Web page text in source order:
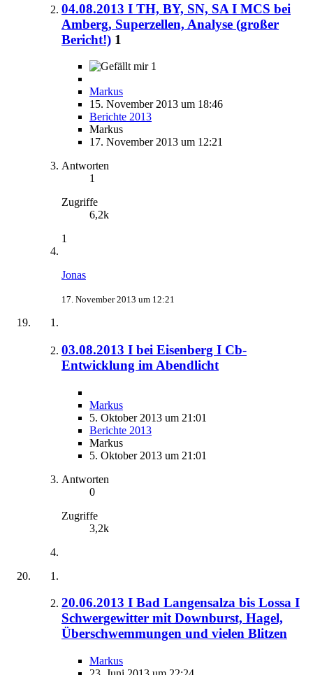
04.08.2013 I TH, BY, SN, SA I MCS bei
Amberg, Superzellen, Analyse (großer
Bericht!) 1
1
Markus
15. November 2013 um 18:46
Berichte 2013
Markus
17. November 2013 um 12:21
Antworten
1
Zugriffe
6,2k
1
Jonas
17. November 2013 um 12:21
03.08.2013 I bei Eisenberg I Cb-
Entwicklung im Abendlicht
Markus
5. Oktober 2013 um 21:01
Berichte 2013
Markus
5. Oktober 2013 um 21:01
Antworten
0
Zugriffe
3,2k
20.06.2013 I Bad Langensalza bis Lossa I
Schwergewitter mit Downburst, Hagel,
Überschwemmungen und vielen Blitzen
Markus